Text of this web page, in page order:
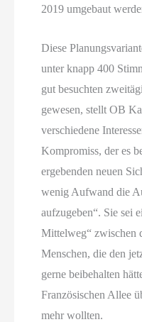
2019 umgebaut
Diese
unter knapp 400
gut besuchten
gewesen, stellt OB
verschiedene
Kompromiss, der es
ergebenden neuen
wenig Aufwand die
aufzugeben“. Sie sei
Mittelweg“ zwischen
Menschen, die den
gerne beibehalten
Französischen Allee
mehr wollten.